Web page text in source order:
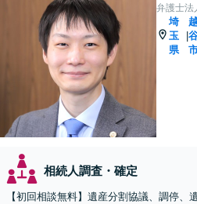
弁護士
埼
玉
県
|
相続人調査・確定
【初回相談無料】遺産分割協議、調停、